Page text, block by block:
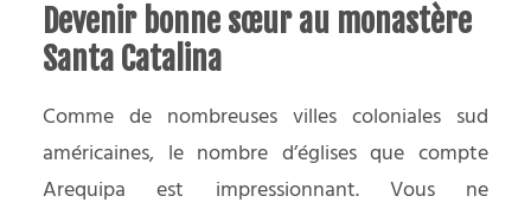
Devenir bonne sœur au monastère
Santa Catalina
Comme de nombreuses villes coloniales sud
américaines, le nombre d’églises que compte
Arequipa est impressionnant. Vous ne